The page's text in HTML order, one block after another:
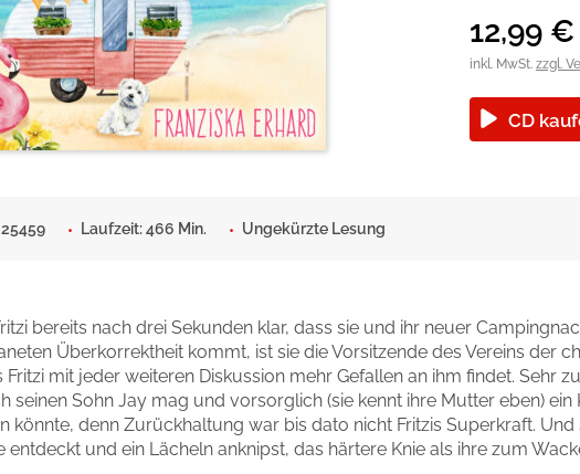
Zum Titel
Wild - Folge 1
Zum Titel
12,99 €
inkl. MwSt. zzgl.
CD
Laufzeit: 466 Min. Ungekürzte Lesung
bereits nach drei Sekunden klar, dass sie und ihr neuer
Überkorrektheit kommt, ist sie die Vorsitzende des Vereins der
Fritzi mit jeder weiteren Diskussion mehr Gefallen an ihm findet. Sehr
seinen Sohn Jay mag und vorsorglich (sie kennt ihre Mutter eben)
könnte, denn Zurückhaltung war bis dato nicht Fritzis Superkraft.
entdeckt und ein Lächeln anknipst, das härtere Knie als ihre zum